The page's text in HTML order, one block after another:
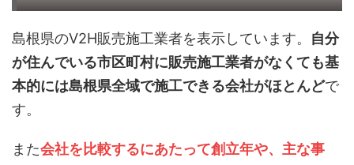
島根県のV2H販売施工業者を表示しています。 自分
が住んでいる市区町村に販売施工業者がなくても基
本的には島根県全域で施工できる会社がほとんどで
す。
また会社を比較するにあたって創立年や、主な事